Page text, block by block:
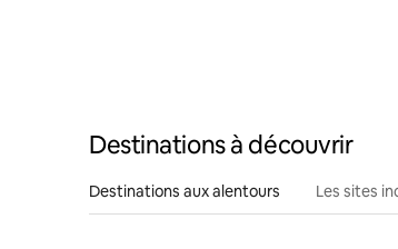
Destinations à découvrir
Destinations aux alentours Les sites